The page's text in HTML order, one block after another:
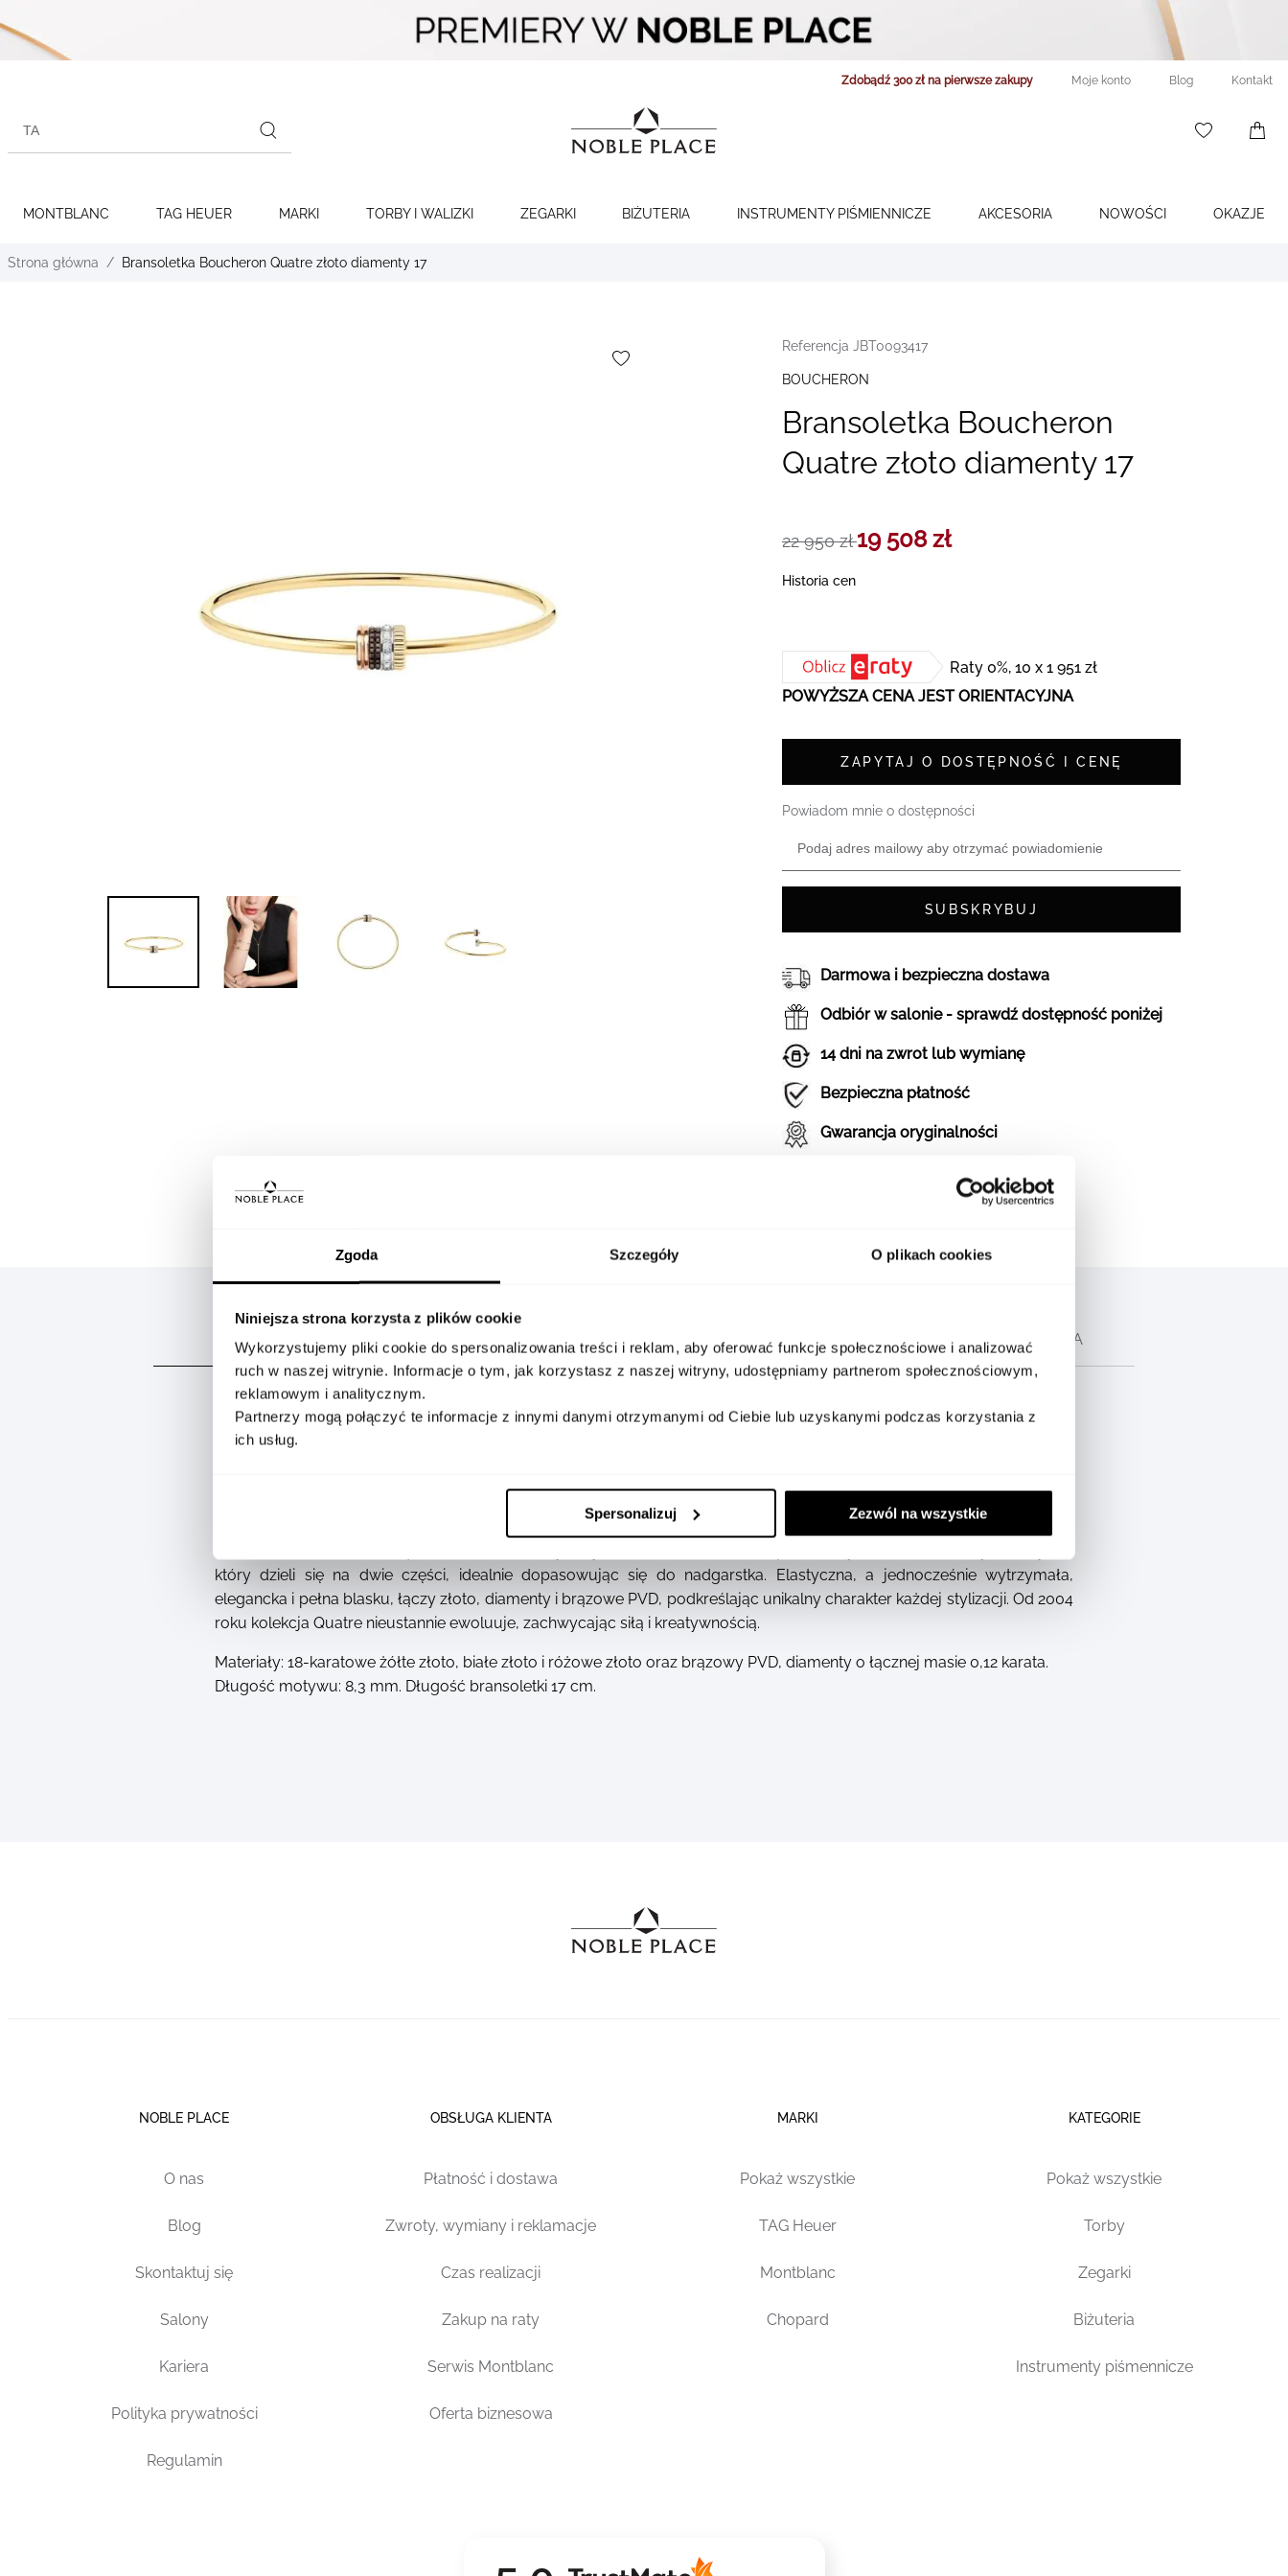
Zgoda Szczegóły O plikach cookies
Niniejsza strona korzysta z plików cookie
Wykorzystujemy pliki cookie do spersonalizowania treści i reklam, aby oferować funkcje społecznościowe i analizować
ruch w naszej witrynie. Informacje o tym, jak korzystasz z naszej witryny, udostępniamy partnerom społecznościowym,
reklamowym i analitycznym.
Partnerzy mogą połączyć te informacje z innymi danymi otrzymanymi od Ciebie lub uzyskanymi podczas korzystania z
ich usług.
Spersonalizuj Zezwól na wszystkie
content
Zdobądź 300 zł na pierwsze zakupy Moje konto Blog Kontakt
products
MONTBLANC TAG HEUER MARKI TORBY I WALIZKI ZEGARKI BIŻUTERIA INSTRUMENTY PIŚMIENNICZE AKCESORIA NOWOŚCI OKAZJE
Strona główna Bransoletka Boucheron Quatre złoto diamenty 17
Referencja JBT0093417
BOUCHERON
Bransoletka Boucheron
Quatre złoto diamenty 17
22 950 zł 19 508 zł
Historia cen
Raty 0%, 10 x 1 951 zł
POWYŻSZA CENA JEST ORIENTACYJNA
ZAPYTAJ O DOSTĘPNOŚĆ I CENĘ
Powiadom mnie o dostępności
SUBSKRYBUJ
Darmowa i bezpieczna dostawa
Odbiór w salonie - sprawdź dostępność poniżej
14 dni na zwrot lub wymianę
Bezpieczna płatność
Gwarancja oryginalności
OPIS
który dzieli się na dwie części, idealnie dopasowując się do nadgarstka. Elastyczna, a jednocześnie wytrzymała,
elegancka i pełna blasku, łączy złoto, diamenty i brązowe PVD, podkreślając unikalny charakter każdej stylizacji. Od 2004
roku kolekcja Quatre nieustannie ewoluuje, zachwycając siłą i kreatywnością.
Materiały: 18-karatowe żółte złoto, białe złoto i różowe złoto oraz brązowy PVD, diamenty o łącznej masie 0,12 karata.
Długość motywu: 8,3 mm. Długość bransoletki 17 cm.
SZCZEGÓŁY DOSTĘPNOŚĆ W SALONACH OPIS PRODUCENTA
NOBLE PLACE
O nas
Blog
Skontaktuj się
Salony
Kariera
Polityka prywatności
Regulamin
OBSŁUGA KLIENTA
Płatność i dostawa
Zwroty, wymiany i reklamacje
Czas realizacji
Zakup na raty
Serwis Montblanc
Oferta biznesowa
MARKI
Pokaż wszystkie
TAG Heuer
Montblanc
Chopard
KATEGORIE
Pokaż wszystkie
Torby
Zegarki
Biżuteria
Instrumenty piśmennicze